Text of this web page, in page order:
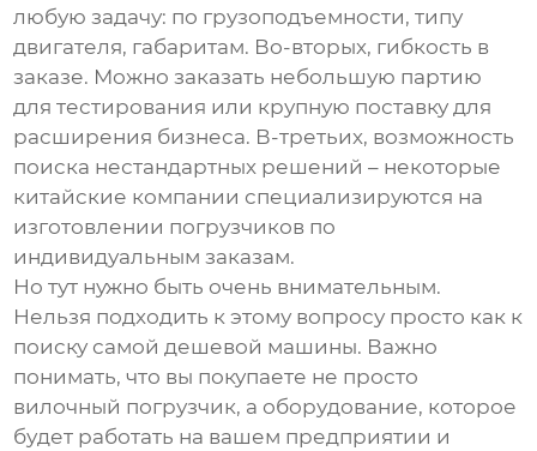
любую задачу: по грузоподъемности, типу
двигателя, габаритам. Во-вторых, гибкость в
заказе. Можно заказать небольшую партию
для тестирования или крупную поставку для
расширения бизнеса. В-третьих, возможность
поиска нестандартных решений – некоторые
китайские компании специализируются на
изготовлении погрузчиков по
индивидуальным заказам.
Но тут нужно быть очень внимательным.
Нельзя подходить к этому вопросу просто как к
поиску самой дешевой машины. Важно
понимать, что вы покупаете не просто
вилочный погрузчик, а оборудование, которое
будет работать на вашем предприятии и